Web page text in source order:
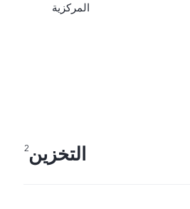
المركزية
التخزين2